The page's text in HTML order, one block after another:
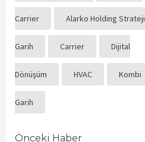
Carrier Alarko Holding
Garih Carrier Dijital
Dönüşüm HVAC Kombi
Garih
Önceki Haber